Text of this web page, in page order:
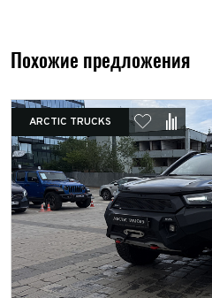
Лебедка Come Up GIO 100S 12V
Фаркоп с проводкой
Кронштейн крепления
штатный бампер
Экспедиционный багажник РИФ
Похожие предложения
ARCTIC TRUCKS